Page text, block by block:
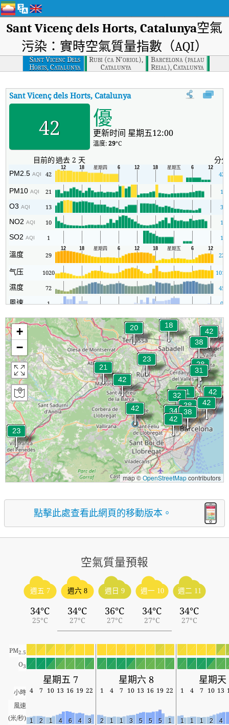
Sant Vicenç dels Horts, Catalunya空氣
污染：實時空氣質量指數（AQI）
Sant Vicenc Dels
Horts, Catalunya
Rubi (ca N'oriol),
Catalunya
Barcelona (palau
Reial), Catalunya
Sant Vicenç dels Horts, CatalunyaAQI Sant Vicenç dels Horts,
42 優
更新时间 星期五12:00
溫度:29°C
目前的過去 2 天 分
PM2.5AQI 42 42
PM10AQI 21 1
O3AQI 13 3
NO2AQI 10 1
SO2AQI 1 1
溫度 29 22
气压 1020 1018
濕度 72 45
風速 1 0
+
−
map ©OpenStreetMapcontributors
點擊此處查看此網頁的移動版本。
空氣質量預報
週五 7
34°C
25°C
週六 8
34°C
27°C
週日 9
36°C
27°C
週一 10
34°C
27°C
週二 11
34°C
27°C
PM2.5
O3
星期五 7 星期六 8 星期天
小時 4 7 10 13 16 19 22 1 4 7 10 13 16 19 22 1 4 7 10 13
風速
(米/秒) 1 2 1 4 6 4 3 2 1 1 3 5 5 5 1 1 1 1 2 4